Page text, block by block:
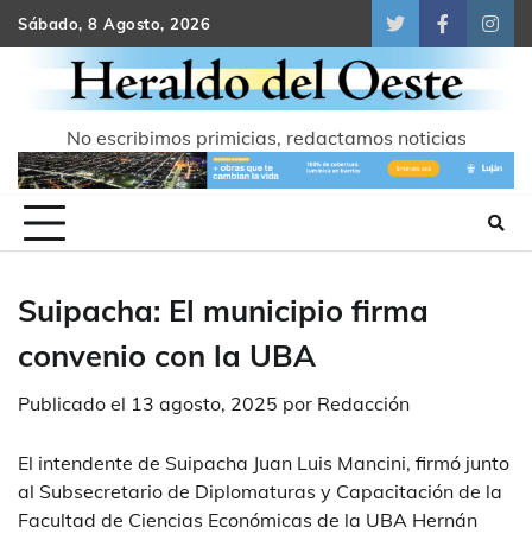
Skip
to
content
Sábado, 8 Agosto, 2026
TwitterFacebook
No escribimos primicias, redactamos noticias
Suipacha: El municipio firma
convenio con la UBA
Publicado el 13 agosto, 2025 por Redacción
El intendente de Suipacha Juan Luis Mancini, firmó junto
al Subsecretario de Diplomaturas y Capacitación de la
Facultad de Ciencias Económicas de la UBA Hernán